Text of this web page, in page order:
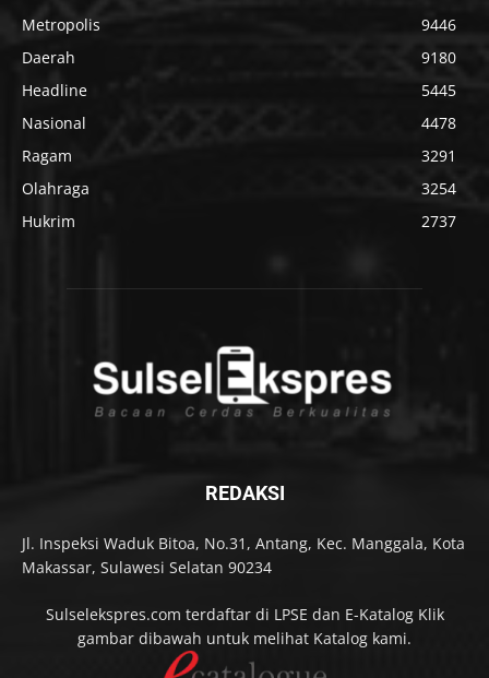
Metropolis
9446
Daerah
9180
Headline
5445
Nasional
4478
Ragam
3291
Olahraga
3254
Hukrim
2737
REDAKSI
Jl. Inspeksi Waduk Bitoa, No.31, Antang, Kec. Manggala, Kota
Makassar, Sulawesi Selatan 90234
Sulselekspres.com terdaftar di LPSE dan E-Katalog Klik
gambar dibawah untuk melihat Katalog kami.